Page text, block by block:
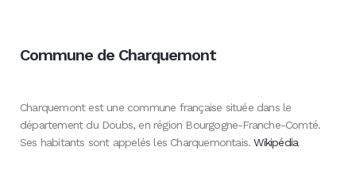
Commune de Charquemont
Charquemont est une commune française située dans le
département du Doubs, en région Bourgogne-Franche-Comté.
Ses habitants sont appelés les Charquemontais.Wikipédia